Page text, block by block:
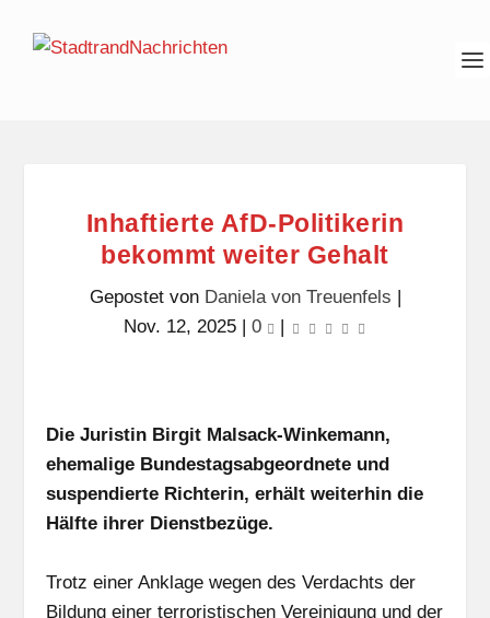
Inhaftierte AfD-Politikerin
bekommt weiter Gehalt
Gepostet von Daniela von Treuenfels |
Nov. 12, 2025 | 0 |
Die Juristin Birgit Malsack-Winkemann,
ehemalige Bundestagsabgeordnete und
suspendierte Richterin, erhält weiterhin die
Hälfte ihrer Dienstbezüge.
Trotz einer Anklage wegen des Verdachts der
Bildung einer terroristischen Vereinigung und der